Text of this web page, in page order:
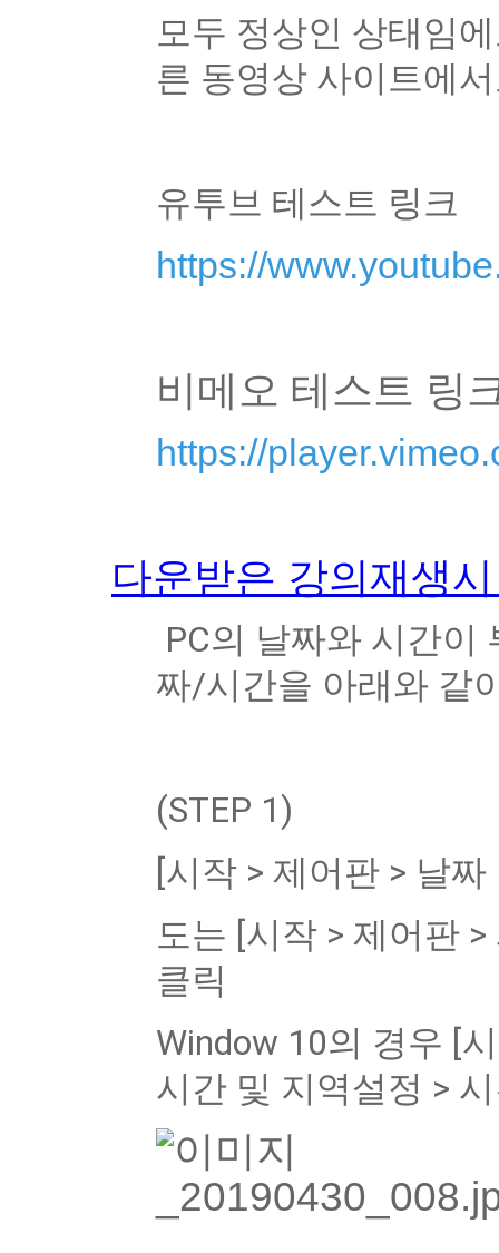
모두 정상인 상태임
른 동영상 사이트에
유투브 테스트 링크
https://
비메오 테스트 링
https://
다운받은 강의재생
짜/시간을 아래와 같
(STEP 1)
[시작 > 제어판 > 날
도는 [시작 > 제어판
클릭
Window 10의 경우 [
시간 및 지역설정 >